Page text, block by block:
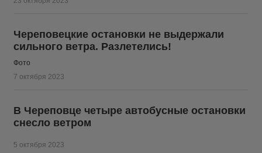
Череповецкие остановки не выдержали
сильного ветра. Разлетелись!
Фото
7 октября 2023
В Череповце четыре автобусные остановки
снесло ветром
5 октября 2023